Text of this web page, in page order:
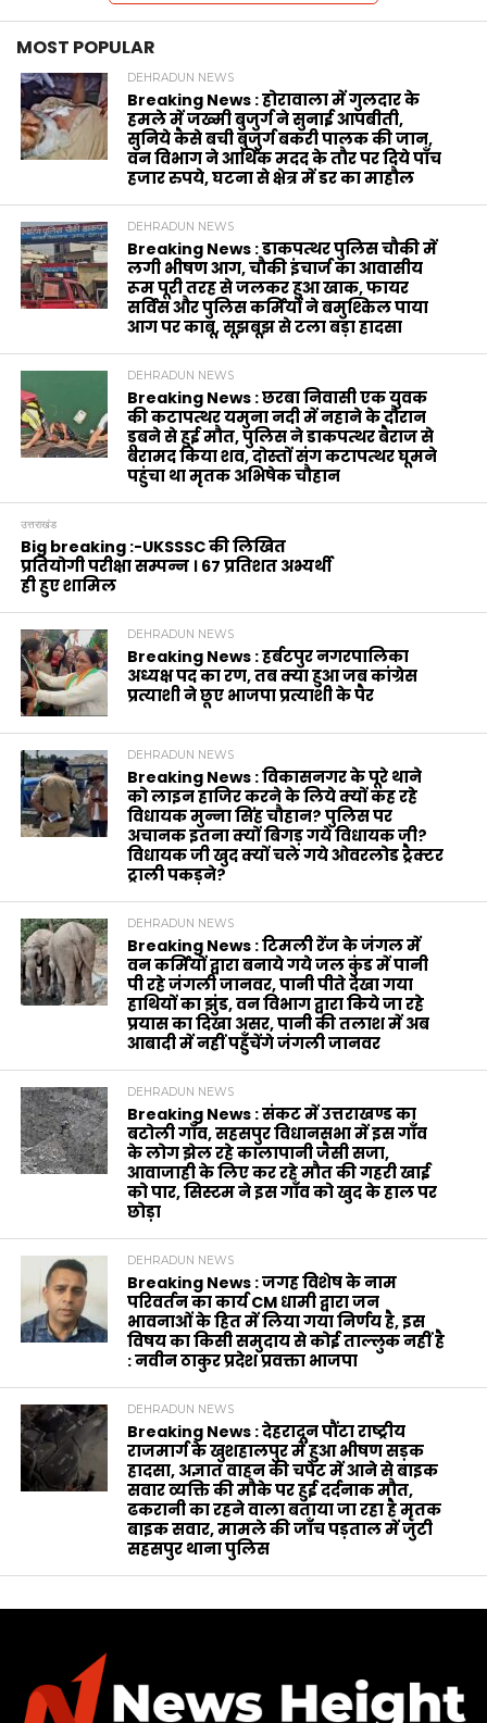
MOST POPULAR
DEHRADUN NEWS
Breaking News : होरावाला में गुलदार के
हमले में जख्मी बुजुर्ग ने सुनाई आपबीती,
सुनिये कैसे बची बुजुर्ग बकरी पालक की जान,
वन विभाग ने आर्थिक मदद के‌ तौर पर दिये पाँच
हजार रुपये, घटना से क्षेत्र में डर का माहौल
DEHRADUN NEWS
Breaking News : डाकपत्थर पुलिस चौकी में
लगी भीषण आग, चौकी इंचार्ज का आवासीय
रूम पूरी तरह से जलकर हुआ खाक, फायर
सर्विस और पुलिस कर्मियों ने बमुश्किल पाया
आग पर काबू, सूझबूझ से टला बड़ा हादसा
DEHRADUN NEWS
Breaking News : छरबा निवासी एक युवक
की कटापत्थर यमुना नदी में नहाने के दौरान
डूबने से हुई मौत, पुलिस ने डाकपत्थर बैराज से
बरामद किया शव, दोस्तों संग कटापत्थर घूमने
पहुंचा था मृतक अभिषेक चौहान
उत्तराखंड
Big breaking :-UKSSSC की लिखित
प्रतियोगी परीक्षा सम्पन्न । 67 प्रतिशत अभ्यर्थी
ही हुए शामिल
DEHRADUN NEWS
Breaking News : हर्बटपुर नगरपालिका
अध्यक्ष पद का रण, तब क्या हुआ जब कांग्रेस
प्रत्याशी ने छूए भाजपा प्रत्याशी के पैर
DEHRADUN NEWS
Breaking News : विकासनगर के पूरे थाने
को लाइन हाजिर करने के लिये क्यों कह रहे
विधायक मुन्ना सिंह चौहान? पुलिस पर
अचानक इतना क्यों बिगड़ गये विधायक जी?
विधायक जी खुद क्यों चले गये ओवरलोड ट्रैक्टर
ट्राली पकड़ने?
DEHRADUN NEWS
Breaking News : टिमली रेंज के जंगल में
वन कर्मियों द्वारा बनाये गये जल कुंड में पानी
पी रहे जंगली जानवर, पानी पीते देखा गया
हाथियों का झुंड, वन विभाग द्वारा किये जा रहे
प्रयास का दिखा असर, पानी की तलाश में अब
आबादी में नहीं पहुँचेंगे जंगली जानवर
DEHRADUN NEWS
Breaking News : संकट में उत्तराखण्ड का
बटोली गाँव, सहसपुर विधानसभा में इस गाँव
के लोग झेल रहे कालापानी जैसी सजा,
आवाजाही के लिए कर रहे मौत की गहरी खाई
को पार, सिस्टम ने इस गाँव को खुद के हाल पर
छोड़ा
DEHRADUN NEWS
Breaking News : जगह विशेष के नाम
परिवर्तन का कार्य CM धामी द्वारा जन
भावनाओं के हित में लिया गया निर्णय है, इस
विषय का किसी समुदाय से कोई ताल्लुक नहीं है
: नवीन ठाकुर प्रदेश प्रवक्ता भाजपा
DEHRADUN NEWS
Breaking News : देहरादून पौंटा राष्ट्रीय
राजमार्ग के खुशहालपुर में हुआ भीषण सड़क
हादसा, अज्ञात वाहन की चपेट में आने से बाइक
सवार व्यक्ति की मौके पर हुई दर्दनाक मौत,
ढकरानी का रहने वाला बताया जा रहा है मृतक
बाइक सवार, मामले की जाँच पड़ताल में जुटी
सहसपुर थाना पुलिस